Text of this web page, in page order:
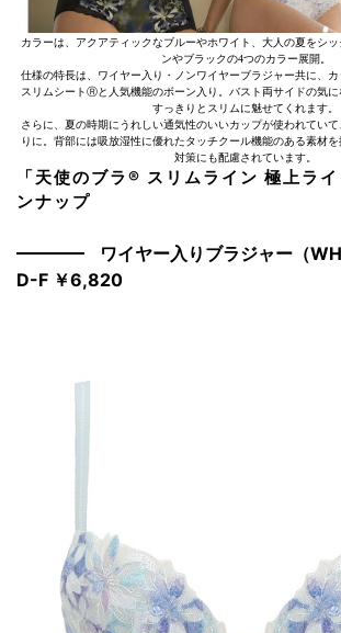
カラーは、アクアティックなブルーやホワイト、大人の夏をシ
ンやブラックの4つのカラー展開。
仕様の特長は、ワイヤー入り・ノンワイヤーブラジャー共に、
スリムシートⓇと人気機能のボーン入り。バスト両サイドの気
すっきりとスリムに魅せてくれます。
さらに、夏の時期にうれしい通気性のいいカップが使われてい
りに。背部には吸放湿性に優れたタッチクール機能のある素材
対策にも配慮されています。
「天使のブラ® スリムライン 極上ラ
ンナップ
ワイヤー入りブラジャー（
D-F ￥6,820